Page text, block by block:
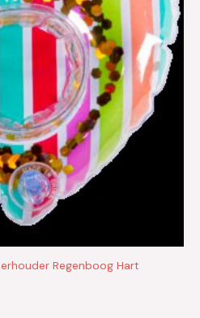
Regenboog Hart